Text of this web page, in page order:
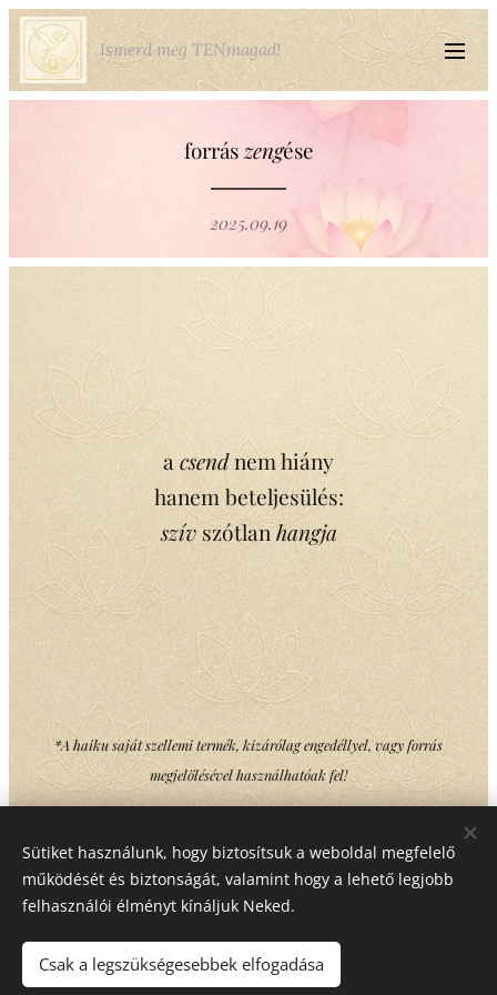
Ismerd meg TENmagad!
forrás zengése
2025.09.19
a csendnem hiány
hanem beteljesülés:
szívszótlanhangja
*A haiku saját szellemi termék, kizárólag engedéllyel, vagy forrás
megjelölésével használhatóak fel!
Share
Copyright © Minden jog fenntartva Mika Gabriella Ilona - 2022
Sütiket használunk, hogy biztosítsuk a weboldal megfelelő
működését és biztonságát, valamint hogy a lehető legjobb
felhasználói élményt kínáljuk Neked.
Csak a legszükségesebbek elfogadása